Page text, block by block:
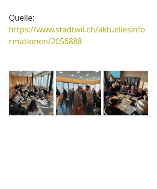
Quelle:
https://www.stadtwil.ch/aktuellesinfo
rmationen/2056888